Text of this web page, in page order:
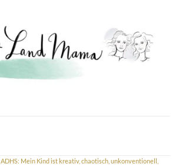
ADHS: Mein Kind ist kreativ, chaotisch, unkonventionell,